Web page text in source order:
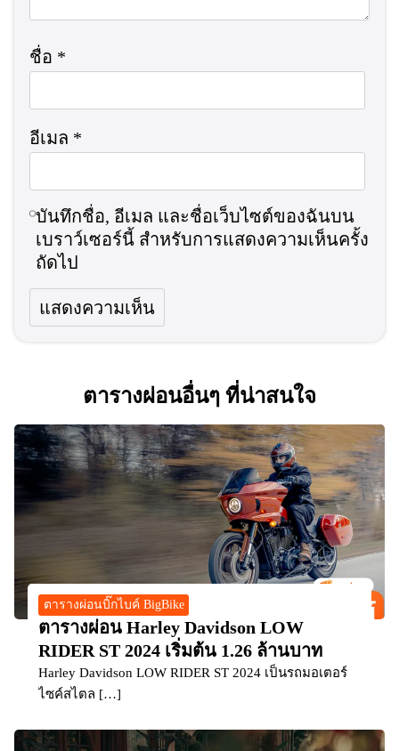
ชื่อ *
อีเมล *
บันทึกชื่อ, อีเมล และชื่อเว็บไซต์ของฉันบน
เบราว์เซอร์นี้ สำหรับการแสดงความเห็นครั้ง
ถัดไป
ตารางผ่อนอื่นๆ ที่น่าสนใจ
ตารางผ่อนบิ๊กไบค์ BigBike
ตารางผ่อน Harley Davidson LOW
RIDER ST 2024 เริ่มต้น 1.26 ล้านบาท
Harley Davidson LOW RIDER ST 2024 เป็นรถมอเตอร์
ไซค์สไตล […]